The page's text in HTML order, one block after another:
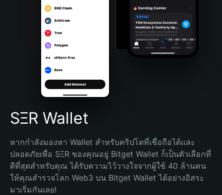
Português (Portugal)
Bahasa Indonesia
Português (Brasil)
Español (Argentina)
SΞR Wallet
หากกำลังมองหา Wallet สำหรับคริปโตที่เชื่อถือได้และ
ปลอดภัยเพื่อ SΞR ของคุณอยู่ Bitget Wallet ก็เป็นตัวเลือกที่
ดีที่สุดสำหรับคุณ ได้รับความไว้วางใจจากผู้ใช้ 40 ล้านคน
ให้คุณสำรวจโลก Web3 บน Bitget Wallet ได้อย่างอิสระ
มาเริ่มกันเลย!